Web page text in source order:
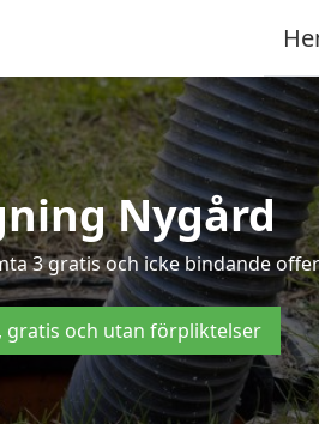
Nygård
3 gratis och icke bindande
gratis och utan förpliktelser